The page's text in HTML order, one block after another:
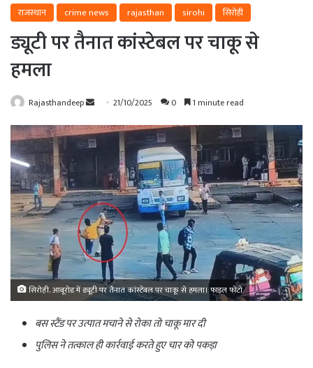
राजस्थान
crime news rajasthan sirohi सिरोही
ड्यूटी पर तैनात कांस्टेबल पर चाकू से
हमला
Rajasthandeep
Send
email
21/10/2025 0 1 minute read
सिरोही. आबूरोड में ड्यूटी पर तैनात कांस्टेबल पर चाकू से हमला। फाइल फोटो
बस स्टैंड पर उत्पात मचाने से रोका तो चाकू मार दी
पुलिस ने तत्काल ही कार्रवाई करते हुए चार को पकड़ा